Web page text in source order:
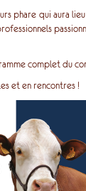
phare qui aura
complet du
et en rencontres !